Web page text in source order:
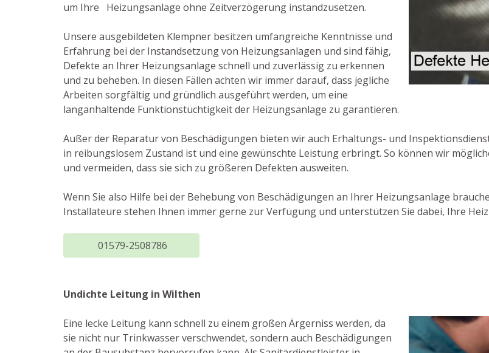
um Ihre Heizungsanlage ohne Zeitverzögerung instandzusetzen.
Unsere ausgebildeten Klempner besitzen umfangreiche Kenntnisse und
Erfahrung bei der Instandsetzung von Heizungsanlagen und sind fähig,
Defekte an Ihrer Heizungsanlage schnell und zuverlässig zu erkennen
und zu beheben. In diesen Fällen achten wir immer darauf, dass jegliche
Arbeiten sorgfältig und gründlich ausgeführt werden, um eine
langanhaltende Funktionstüchtigkeit der Heizungsanlage zu garantieren.
Außer der Reparatur von Beschädigungen bieten wir auch Erhaltungs- und
in reibungslosem Zustand ist und eine gewünschte Leistung erbringt. So können wir
und vermeiden, dass sie sich zu größeren Defekten ausweiten.
Wenn Sie also Hilfe bei der Behebung von Beschädigungen an Ihrer Heizungsanlage
Installateure stehen Ihnen immer gerne zur Verfügung und unterstützen Sie dabei, Ihre
01579-2508786
Undichte Leitung in Wilthen
Eine lecke Leitung kann schnell zu einem großen Ärgerniss werden, da
sie nicht nur Trinkwasser verschwendet, sondern auch Beschädigungen